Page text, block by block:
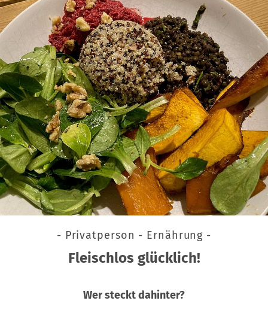
- Privatperson - Ernährung -
Fleischlos glücklich!
Wer steckt dahinter?